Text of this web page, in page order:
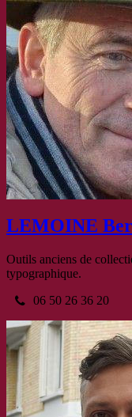
LEMOINE
Outils anciens de
typographique.
06 50 26 36 20